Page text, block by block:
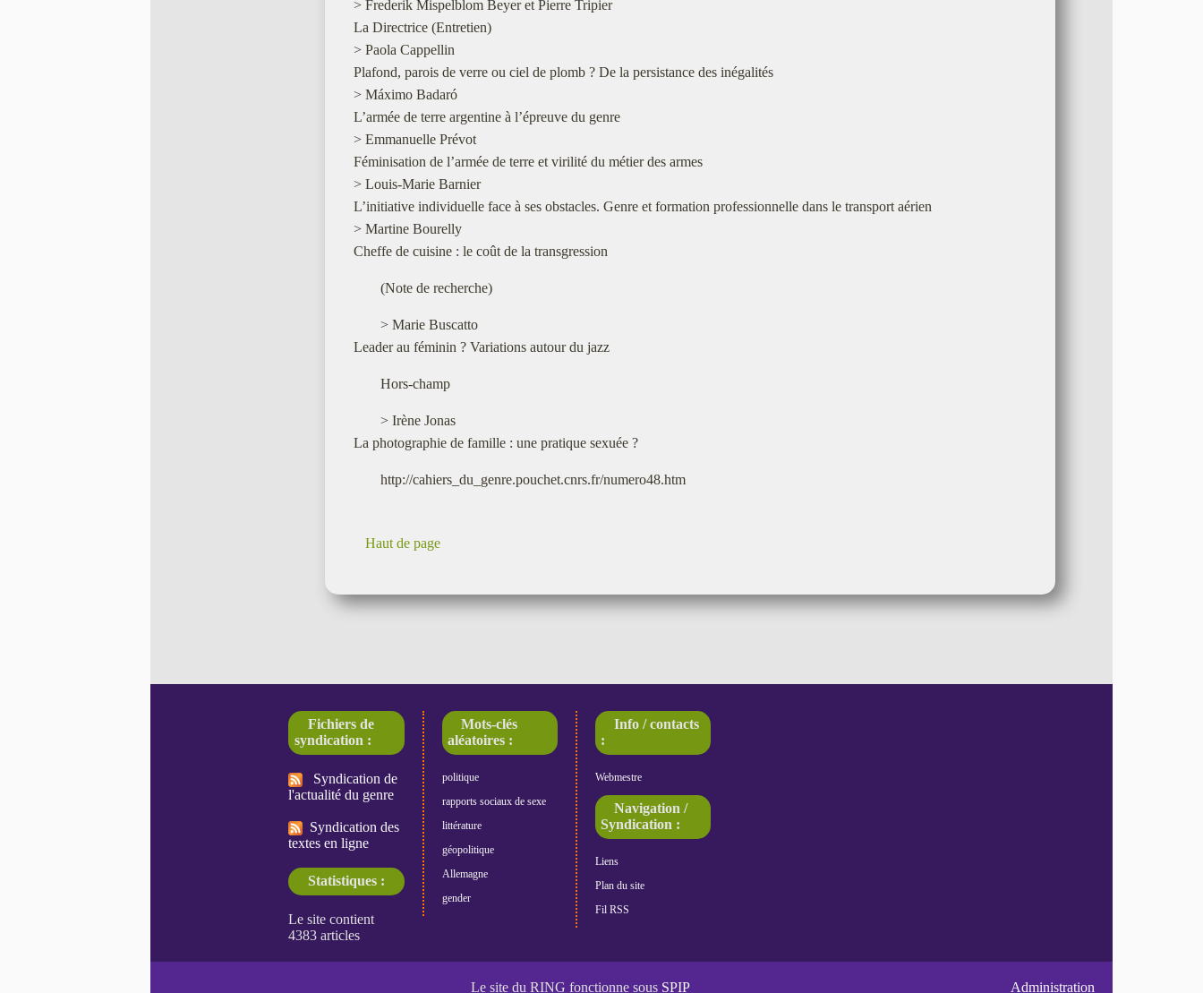
> Frederik Mispelblom Beyer et Pierre Tripier
La Directrice (Entretien)
> Paola Cappellin
Plafond, parois de verre ou ciel de plomb ? De la persistance des inégalités
> Máximo Badaró
L’armée de terre argentine à l’épreuve du genre
> Emmanuelle Prévot
Féminisation de l’armée de terre et virilité du métier des armes
> Louis-Marie Barnier
L’initiative individuelle face à ses obstacles. Genre et formation professionnelle dans le transport aérien
> Martine Bourelly
Cheffe de cuisine : le coût de la transgression
(Note de recherche)
> Marie Buscatto
Leader au féminin ? Variations autour du jazz
Hors-champ
> Irène Jonas
La photographie de famille : une pratique sexuée ?
http://cahiers_du_genre.pouchet.cnrs.fr/numero48.htm
Haut de page
Fichiers de
syndication :
Syndication de
l'actualité du genre
Syndication des
textes en ligne
Statistiques :
Mots-clés
aléatoires :
politique
rapports sociaux de sexe
littérature
géopolitique
Allemagne
gender
Info / contacts
:
Webmestre
Navigation /
Syndication :
Liens
Plan du site
Fil RSS
Le site du RING fonctionne sous SPIP Administration